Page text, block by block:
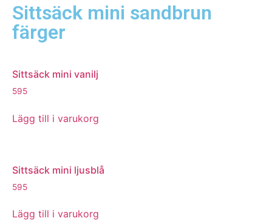
Sittsäck mini sandbrun
färger
Sittsäck mini vanilj
595
Lägg till i varukorg
Sittsäck mini ljusblå
595
Lägg till i varukorg